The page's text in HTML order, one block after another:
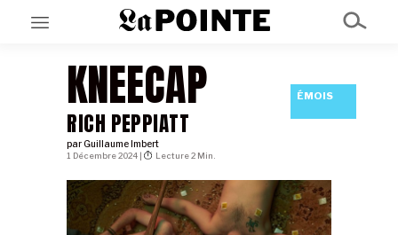
EN CE MOMENT
GRAND ANGLE
AU LARGE
ÉMOIS
EN CHANTIER
SÉRIES
KNEECAP
RICH PEPPIATT
ÉMOIS
parGuillaume Imbert
1 Décembre 2024 | Lecture 2 Min.